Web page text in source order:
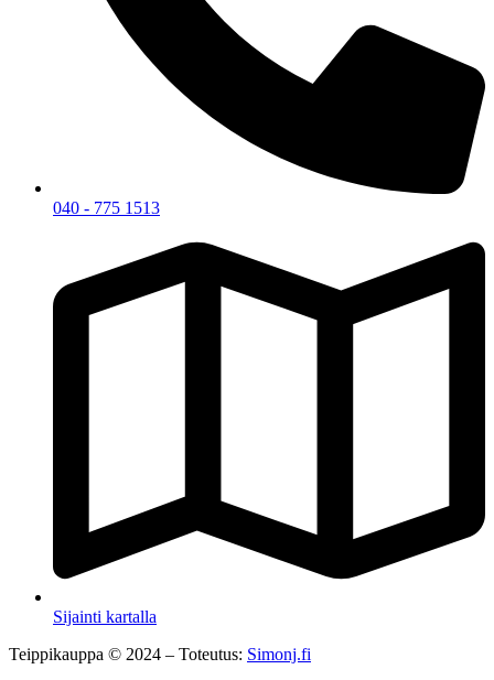
040 - 775 1513
Sijainti kartalla
Teippikauppa © 2024 – Toteutus: Simonj.fi